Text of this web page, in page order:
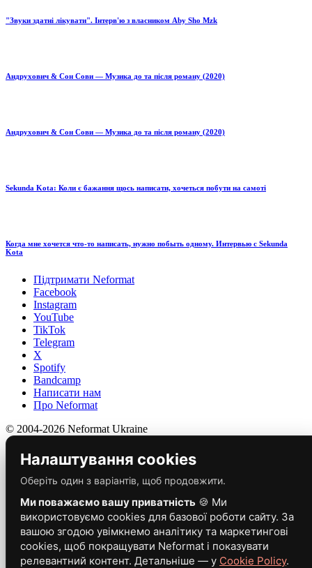
"Звуки здатні лікувати". Інтерв'ю з власником Aby Sho Mzk
Андрухович & Сон Сови — Музика до та після роману (2020)
Андрухович & Сон Сови — Музика до та після роману (2020)
Sekunda Kota: Коли є бажання щось написати, хочеться побути на самоті
Когда мне хочется что-то написать, нужно побыть одному. Интервью с Sekunda
Kota
Підтримати Neformat
Facebook
Instagram
YouTube
TikTok
Telegram
X
Spotify
Bandcamp
Написати нам
Про Neformat
© 2004-2026 Neformat Ukraine
Налаштування cookies
Оберіть один з варіантів, щоб продовжити.
Ми поважаємо вашу приватність 🍪 Ми
використовуємо cookies для базової роботи сайту. За
вашою згодою увімкнемо аналітику та маркетингові
cookies, щоб покращувати Neformat і показувати
релевантний контент. Детальніше — у Cookie Policy.